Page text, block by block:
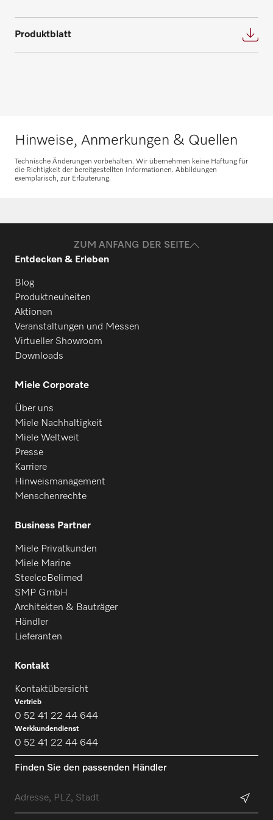
Fordern Sie Ihren persönlichen
Beratungstermin für eine individuelle
Planung an.
Ersatzteile anfragen
Bedarf und beantworten gerne weitere
Produktblatt
Hinweise, Anmerkungen & Quellen
Technische Änderungen vorbehalten. Wir übernehmen keine Haftung für
die Richtigkeit der bereitgestellten Informationen. Abbildungen
exemplarisch, zur Erläuterung.
ZUM ANFANG DER SEITE
Entdecken & Erleben
Blog
Produktneuheiten
Aktionen
Veranstaltungen und Messen
Virtueller Showroom
Downloads
Miele Corporate
Über uns
Miele Nachhaltigkeit
Miele Weltweit
Presse
Karriere
Hinweismanagement
Menschenrechte
Business Partner
Miele Privatkunden
Miele Marine
SteelcoBelimed
SMP GmbH
Architekten & Bauträger
Händler
Lieferanten
Kontakt
Kontaktübersicht
Vertrieb
0 52 41 22 44 644
Werkkundendienst
0 52 41 22 44 644
Finden Sie den passenden Händler